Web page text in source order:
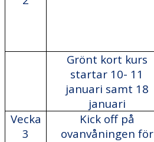
Grönt kort kurs
startar 10- 11
januari samt 18
januari
Vecka
3
Kick off på
ovanvåningen för